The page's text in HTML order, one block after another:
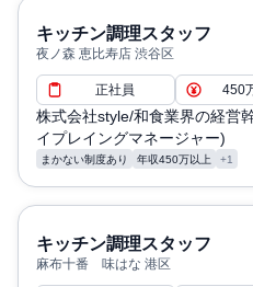
キッチン調理スタッフ
夜ノ森 恵比寿店 渋谷区
正社員 450
株式会社style/和食業界の経営
イプレイングマネージャー)
まかない制度あり 年収450万以上 +1
キッチン調理スタッフ
麻布十番 味はな 港区